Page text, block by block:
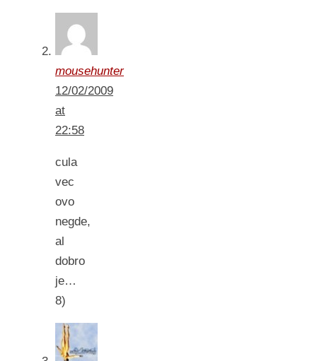
mousehunter
12/02/2009
at
22:58
cula
vec
ovo
negde,
al
dobro
je…
8)